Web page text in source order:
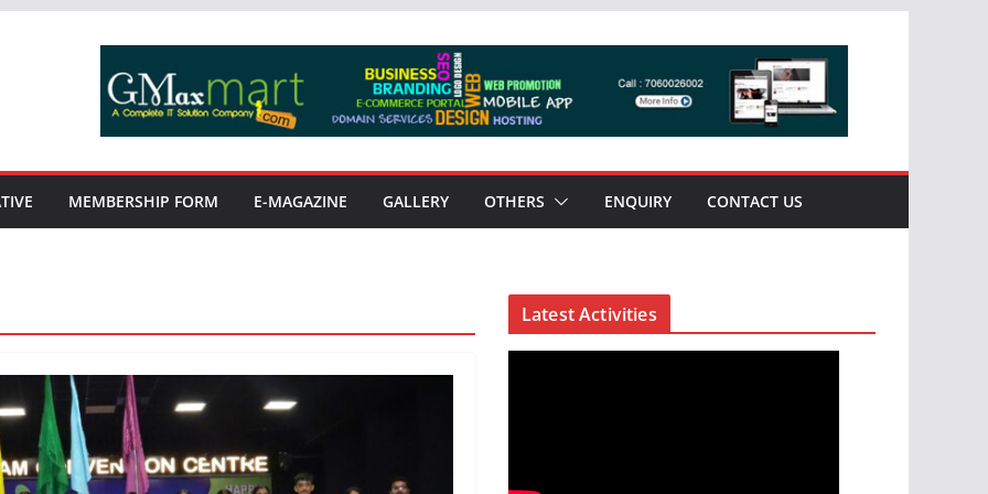
MEMBERSHIP FORM E-MAGAZINE GALLERY OTHERS ENQUIRY CONTACT US
Latest Activities